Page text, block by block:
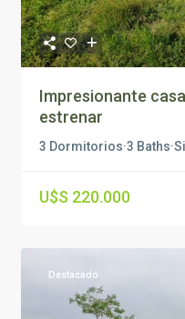
Impresionante
estrenar
3 Dormitorios·3 Baths·
U$S 220.000
Destacado